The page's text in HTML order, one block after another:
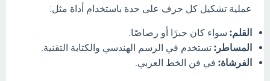
عملية تشكيل كل حرف على حدة باستخدام أداة مثل:
القلم: سواء كان حبرًا أو رصاصًا.
المساطر: تستخدم في الرسم الهندسي والكتابة التقنية.
الفرشاة: في فن الخط العربي.